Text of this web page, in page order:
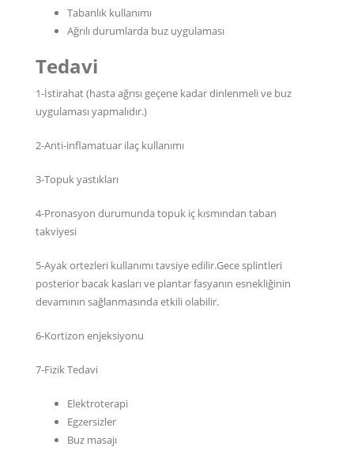
Tabanlık kullanımı
Ağrılı durumlarda buz uygulaması
Tedavi
1-İstirahat (hasta ağrısı geçene kadar dinlenmeli ve buz
uygulaması yapmalıdır.)
2-Anti-inflamatuar ilaç kullanımı
3-Topuk yastıkları
4-Pronasyon durumunda topuk iç kısmından taban
takviyesi
5-Ayak ortezleri kullanımı tavsiye edilir.Gece splintleri
posterior bacak kasları ve plantar fasyanın esnekliğinin
devamının sağlanmasında etkili olabilir.
6-Kortizon enjeksiyonu
7-Fizik Tedavi
Elektroterapi
Egzersizler
Buz masajı